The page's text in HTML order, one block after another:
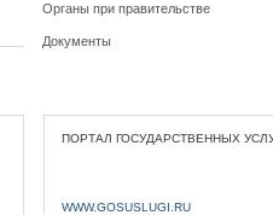
Органы при правительстве
Документы
ПОРТАЛ ГОСУДАРСТВЕННЫХ
WWW.GOSUSLUGI.RU